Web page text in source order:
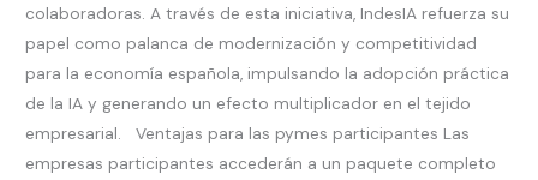
colaboradoras. A través de esta iniciativa, IndesIA refuerza su
papel como palanca de modernización y competitividad
para la economía española, impulsando la adopción práctica
de la IA y generando un efecto multiplicador en el tejido
empresarial. Ventajas para las pymes participantes Las
empresas participantes accederán a un paquete completo